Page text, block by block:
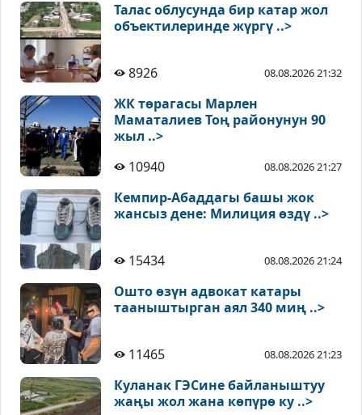
Талас облусунда бир катар жол
объектилеринде жүргү ..>
8926 08.08.2026 21:32
ЖК төрагасы Марлен
Маматалиев Тоң районунун 90
жыл ..>
10940
08.08.2026 21:27
Кемпир-Абаддагы башы жок
жансыз дене: Милиция өздү ..>
15434 08.08.2026 21:24
Ошто өзүн адвокат катары
тааныштырган аял 340 миң ..>
11465 08.08.2026 21:23
Куланак ГЭСине байланыштуу
жаңы жол жана көпүрө ку ..>